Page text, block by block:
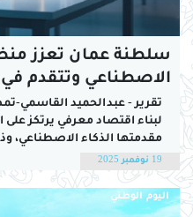
سلطنة عمان تعزز
الاصطناعي وتتقدم
تقرير - عبدالحميد
لبناء اقتصاد معرفي يرتكز على
مقدمتها الذكاء
المحركات الرئيسة للتنمية
المؤسسية، وتمكين الكفاءات
المستقبلية التي تواكب...
19 نوفمبر 2025
اليوم الوطني